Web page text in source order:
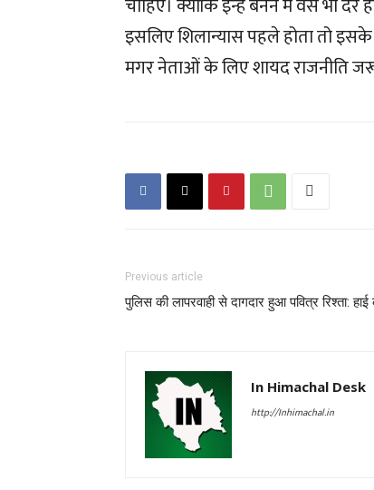
इसलिए शिलान्यास पहले होता तो
मगर नेताओं के लिए शायद राजनीति
Previous article
पुलिस की लापरवाही से दागदार हुआ पवित्र रिश्ता: हाई
In Himachal Desk
http://Inhimachal.in